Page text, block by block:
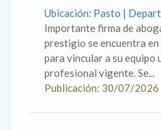
Ubicación: Pasto |
Importante firma de
prestigio se encuentra
para vincular a su equipo
profesional vigente. Se...
Publicación: 30/07/